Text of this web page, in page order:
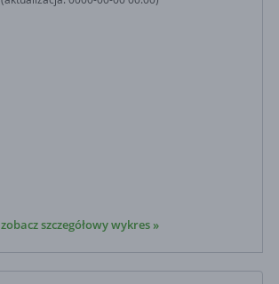
zobacz szczegółowy wykres »